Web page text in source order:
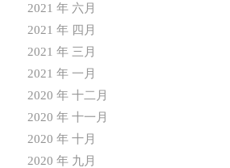
2021 年 六月
2021 年 四月
2021 年 三月
2021 年 一月
2020 年 十二月
2020 年 十一月
2020 年 十月
2020 年 九月